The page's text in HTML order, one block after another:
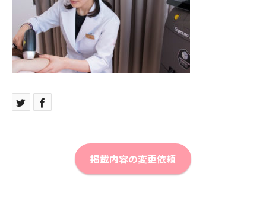
掲載内容の変更依頼